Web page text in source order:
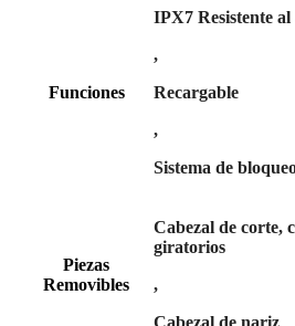
Funciones
IPX7 Resistente al
,
Recargable
,
Sistema de
Piezas
Removibles
Cabezal de corte,
giratorios
,
Cabezal de nariz